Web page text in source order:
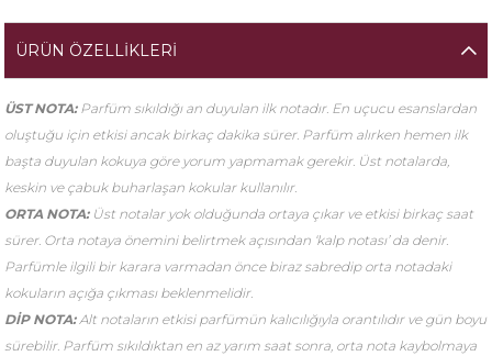
ÜRÜN ÖZELLIKLERI
ÜST NOTA:Parfüm sıkıldığı an duyulan ilk notadır. En uçucu esanslardan
oluştuğu için etkisi ancak birkaç dakika sürer. Parfüm alırken hemen ilk
başta duyulan kokuya göre yorum yapmamak gerekir. Üst notalarda,
keskin ve çabuk buharlaşan kokular kullanılır.
ORTA NOTA: Üst notalar yok olduğunda ortaya çıkar ve etkisi birkaç saat
sürer. Orta notaya önemini belirtmek açısından ‘kalp notası’ da denir.
Parfümle ilgili bir karara varmadan önce biraz sabredip orta notadaki
kokuların açığa çıkması beklenmelidir.
DİP NOTA:Alt notaların etkisi parfümün kalıcılığıyla orantılıdır ve gün boyu
sürebilir. Parfüm sıkıldıktan en az yarım saat sonra, orta nota kaybolmaya